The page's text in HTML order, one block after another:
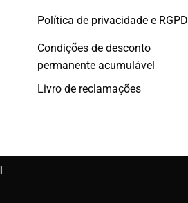
Política de privacidade e RGPD
Condições de desconto
permanente acumulável
Livro de reclamações